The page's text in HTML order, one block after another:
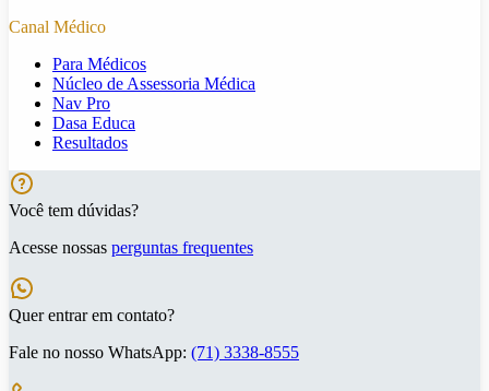
Canal Médico
Para Médicos
Núcleo de Assessoria Médica
Nav Pro
Dasa Educa
Resultados
Você tem dúvidas?
Acesse nossas perguntas frequentes
Quer entrar em contato?
Fale no nosso WhatsApp: (71) 3338-8555